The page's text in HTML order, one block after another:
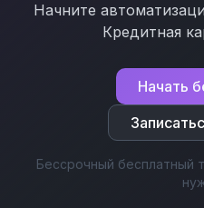
Начните
Кредитная
Начать
Бессрочный бесплатный